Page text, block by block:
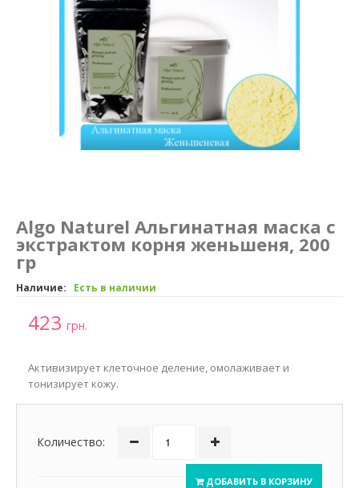
Algo Naturel Альгинатная маска с
экстрактом корня женьшеня, 200
гр
Наличие: Есть в наличии
423 грн.
Активизирует клеточное деление, омолаживает и
тонизирует кожу.
Количество:
ДОБАВИТЬ В КОРЗИНУ